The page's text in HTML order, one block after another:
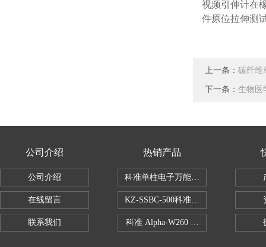
视频引伸计在
件原位拉伸测
上一条： 碳纤维
下一条： 生物医
公司介绍
公司介绍
在线留言
联系我们
热销产品
科准单柱电子万能拉力机KZ-SSBC-500
KZ-SSBC-500科准单柱电子万能试验
科准 Alpha-W260 半导体全自动推拉